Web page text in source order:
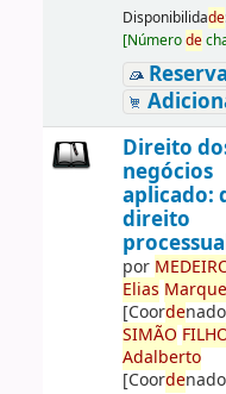
Disponibilidade
[Númerode
Direito
negócios
aplicado:
direito
por MEDE
Elias
[Coorde
SIMÃO
Adalberto
[Coorde